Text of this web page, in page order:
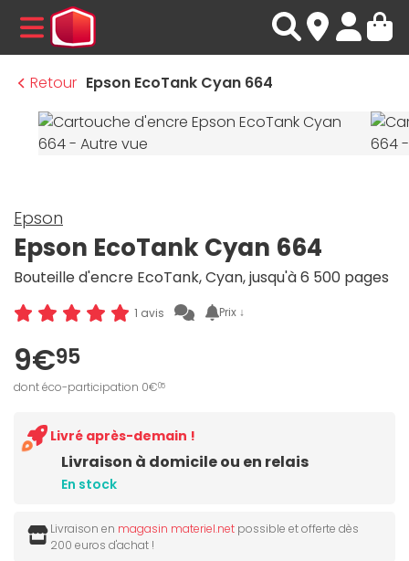
MENU
Retour Epson EcoTank Cyan 664
Epson
Epson EcoTank Cyan 664
Bouteille d'encre EcoTank, Cyan, jusqu'à 6 500 pages
1 avis Prix ↓
9€95
dont éco-participation 0€05
Livraison à domicile ou en relais
En stock
Livré après-demain !
Livraison en magasin materiel.net possible et offerte dès
200 euros d'achat !